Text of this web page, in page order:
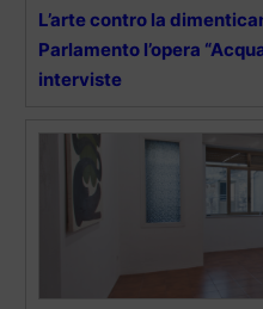
L’arte contro la
Parlamento l’opera
interviste